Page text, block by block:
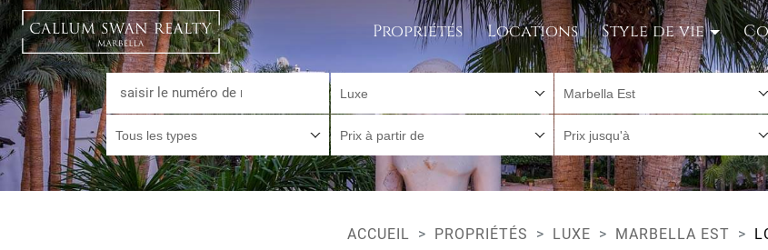
Propriétés Locations Style de vie
Luxe Marbella Est
Tous les types Prix à partir de Prix jusqu'à
ACCUEIL PROPRIÉTÉS LUXE MARBELLA EST